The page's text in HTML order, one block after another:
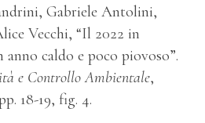
Gabriele Antolini,
Vecchi, “Il 2022 in
caldo e poco piovoso”.
e Controllo Ambientale,
18-19, fig. 4.